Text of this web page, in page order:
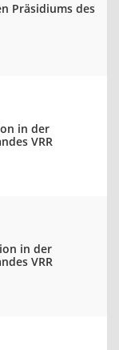
Präsidiums des
in der
VRR
in der
VRR